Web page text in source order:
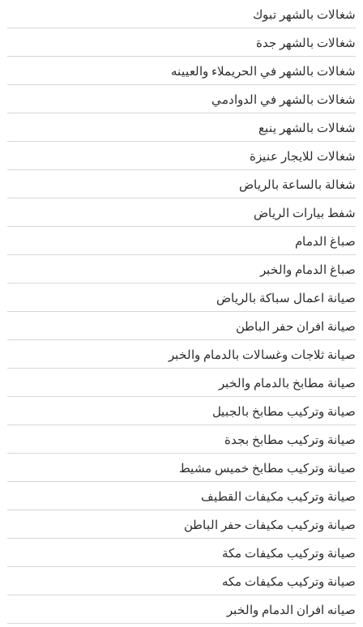
شغالات بالشهر تبوك
شغالات بالشهر جدة
شغالات بالشهر في الحريملاء والعيينه
شغالات بالشهر في الدوادمي
شغالات بالشهر ينبع
شغالات للايجار عنيزة
شغالة بالساعة بالرياض
شفط بيارات الرياض
صباغ الدمام
صباغ الدمام والخبر
صيانة اعمال سباكة بالرياض
صيانة افران حفر الباطن
صيانة ثلاجات وغسالات بالدمام والخبر
صيانة مطابخ بالدمام والخبر
صيانة وتركيب مطابخ بالجبيل
صيانة وتركيب مطابخ بجدة
صيانة وتركيب مطابخ خميس مشيط
صيانة وتركيب مكيفات القطيف
صيانة وتركيب مكيفات حفر الباطن
صيانة وتركيب مكيفات مكة
صيانة وتركيب مكيفات مكه
صيانه افران الدمام والخبر